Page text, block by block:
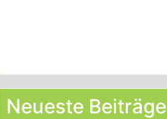
Neueste Beiträge